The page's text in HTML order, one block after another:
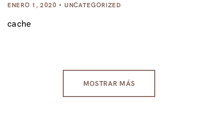
ENERO 1, 2020 UNCATEGORIZED
cache
MOSTRAR MÁS